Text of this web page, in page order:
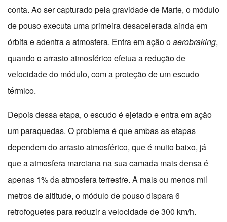
conta. Ao ser capturado pela gravidade de Marte, o módulo
de pouso executa uma primeira desacelerada ainda em
órbita e adentra a atmosfera. Entra em ação oaerobraking,
quando o arrasto atmosférico efetua a redução de
velocidade do módulo, com a proteção de um escudo
térmico.
Depois dessa etapa, o escudo é ejetado e entra em ação
um paraquedas. O problema é que ambas as etapas
dependem do arrasto atmosférico, que é muito baixo, já
que a atmosfera marciana na sua camada mais densa é
apenas 1% da atmosfera terrestre. A mais ou menos mil
metros de altitude, o módulo de pouso dispara 6
retrofoguetes para reduzir a velocidade de 300 km/h.